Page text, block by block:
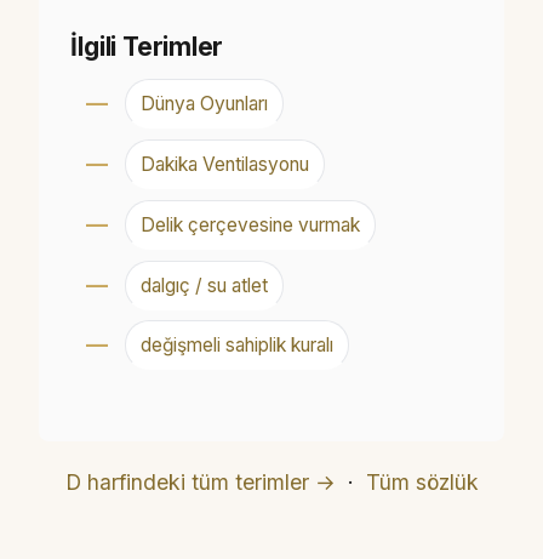
İlgili Terimler
Dünya Oyunları
Dakika Ventilasyonu
Delik çerçevesine vurmak
dalgıç / su atlet
değişmeli sahiplik kuralı
D harfindeki tüm terimler → · Tüm sözlük